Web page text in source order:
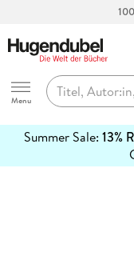
Hugendubel
Menu
Summer Sale: 13%
erfahren